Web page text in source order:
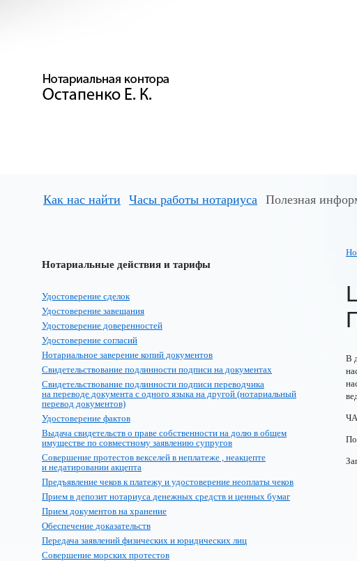
Как нас найти Часы работы нотариуса Полезная
Нотариальные действия и тарифы
Удостоверение сделок
Удостоверение завещания
Удостоверение доверенностей
Удостоверение согласий
Нотариальное заверение копий документов
Свидетельствование подлинности подписи на документах
Свидетельствование подлинности подписи переводчика
на переводе документа с одного языка на другой (нотариальный
перевод документов)
Удостоверение фактов
Выдача свидетельств о праве собственности на долю в общем
имуществе по совместному заявлению супругов
Совершение протестов векселей в неплатеже , неакцепте
и недатировании акцепта
Предъявление чеков к платежу и удостоверение неоплаты чеков
Прием в депозит нотариуса денежных средств и ценных бумаг
Прием документов на хранение
Обеспечение доказательств
Передача заявлений физических и юридических лиц
Совершение морских протестов
В